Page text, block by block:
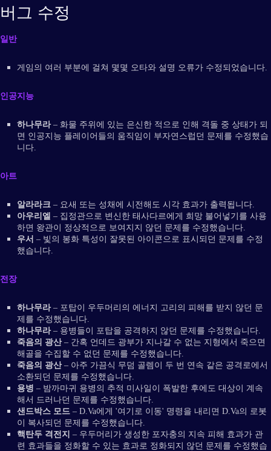
버그 수정
일반
게임의 여러 부분에 걸쳐 몇몇 오타와 설명 오류가 수정되었습니다.
인공지능
하나무라– 화물 주위에 있는 은신한 적으로 인해 격돌 중 상태가 되
면 인공지능 플레이어들의 움직임이 부자연스럽던 문제를 수정했습
니다.
아트
알라라크 – 요새 또는 성채에 시전해도 시각 효과가 출력됩니다.
아우리엘 – 집정관으로 변신한 태사다르에게 희망 불어넣기를 사용
하면 왕관이 정상적으로 보여지지 않던 문제를 수정했습니다.
우서 – 빛의 봉화 특성이 잘못된 아이콘으로 표시되던 문제를 수정
했습니다.
전장
하나무라– 포탑이 우두머리의 에너지 고리의 피해를 받지 않던 문
제를 수정했습니다.
하나무라 – 용병들이 포탑을 공격하지 않던 문제를 수정했습니다.
죽음의 광산– 간혹 언데드 광부가 지나갈 수 없는 지형에서 죽으면
해골을 수집할 수 없던 문제를 수정했습니다.
죽음의 광산– 아주 가끔식 무덤 골렘이 두 번 연속 같은 공격로에서
소환되던 문제를 수정했습니다.
용병 – 밤까마귀 용병의 추적 미사일이 폭발한 후에도 대상이 계속
해서 드러나던 문제를 수정했습니다.
샌드박스 모드 – D.Va에게 '여기로 이동' 명령을 내리면 D.Va의 로봇
이 복사되던 문제를 수정했습니다.
핵탄두 격전지 – 우두머리가 생성한 포자충의 지속 피해 효과가 관
련 효과들을 정화할 수 있는 효과로 정화되지 않던 문제를 수정했습